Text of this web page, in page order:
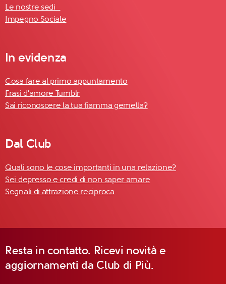
Le nostre sedi
Impegno Sociale
In evidenza
Cosa fare al primo appuntamento
Frasi d'amore Tumblr
Sai riconoscere la tua fiamma gemella?
Dal Club
Quali sono le cose importanti in una relazione?
Sei depresso e credi di non saper amare
Segnali di attrazione reciproca
Resta in contatto. Ricevi novità e
aggiornamenti da Club di Più.